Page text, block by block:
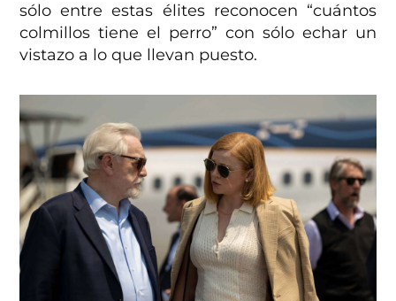
sólo entre estas élites reconocen “cuántos
colmillos tiene el perro” con sólo echar un
vistazo a lo que llevan puesto.